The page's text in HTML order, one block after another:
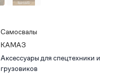
Самосвалы
КАМАЗ
Аксессуары для спецтехники и
грузовиков